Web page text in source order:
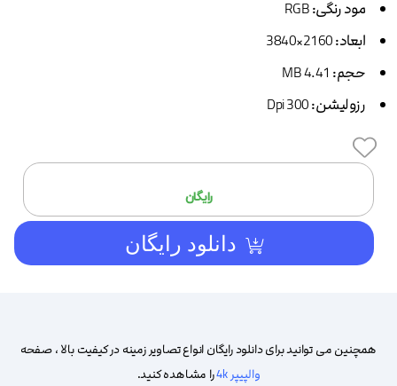
رایگان
دانلود رایگان
مود رنگی:
ابعاد:
حجم:
رزولیشن:
همچنین می توانید برای دانلود رایگان انواع تصاویر زمینه در کیفیت بالا ، صفحه
والپیپر 4k
را مشاهده کنید.